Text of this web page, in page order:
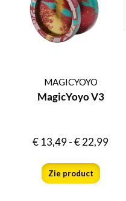
Responsive
MAGICYOYO
MagicYoyo V3
€13,49-€22,99
Zie product